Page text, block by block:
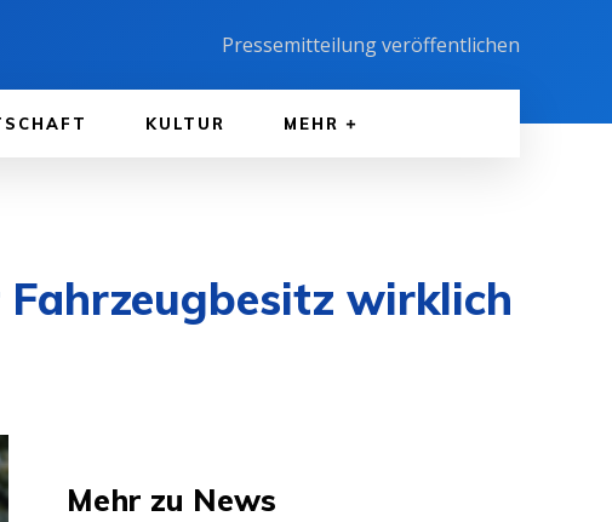
Pressemitteilung veröffentlichen
KULTUR MEHR
wirklich
Mehr zu News